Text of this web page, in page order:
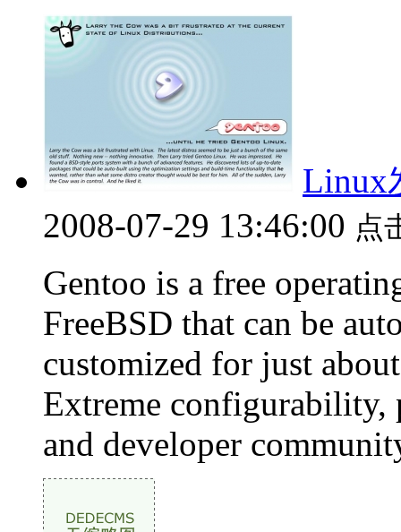
Linux
2008-07-29 13:46:00 点
Gentoo is a free
FreeBSD that can be
customized for just
Extreme configurability,
and developer